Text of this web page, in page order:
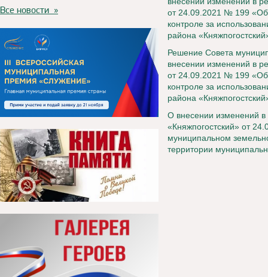
Все новости »
от 24.09.2021 № 199
контроле за
района
Решение Совета
внесении изменений в
от 24.09.2021 № 199
контроле за
района
О внесении изменений
«Княжпогостский» от
муниципальном
территории